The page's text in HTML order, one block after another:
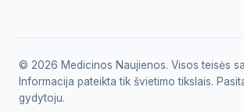
© 2026 Medicinos Naujienos. Visos teisės
Informacija pateikta tik švietimo tikslais.
gydytoju.